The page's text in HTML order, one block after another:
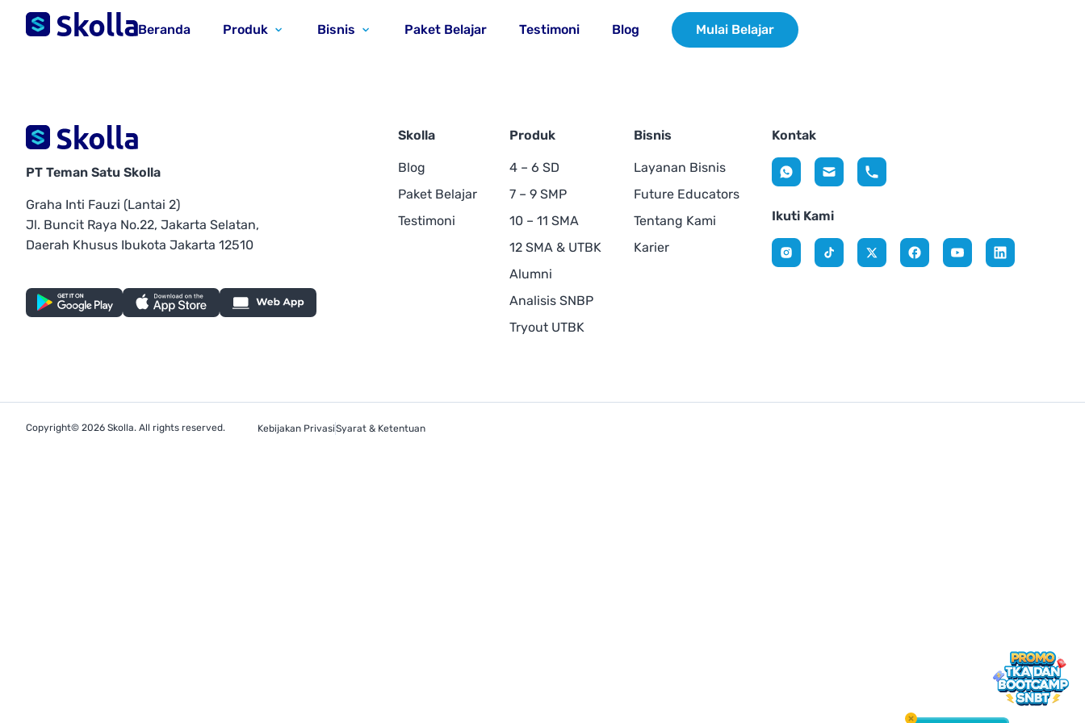
Beranda Produk Bisnis Paket Belajar Testimoni Blog Mulai Belajar
PT Teman Satu Skolla
Graha Inti Fauzi (Lantai 2)
Jl. Buncit Raya No.22, Jakarta Selatan,
Daerah Khusus Ibukota Jakarta 12510
Skolla
Blog
Paket Belajar
Testimoni
Produk
4 – 6 SD
7 – 9 SMP
10 – 11 SMA
12 SMA & UTBK
Alumni
Analisis SNBP
Tryout UTBK
Bisnis
Layanan Bisnis
Future Educators
Tentang Kami
Karier
Kontak
Ikuti Kami
Copyright© 2026 Skolla. All rights reserved. Kebijakan PrivasiSyarat & Ketentuan